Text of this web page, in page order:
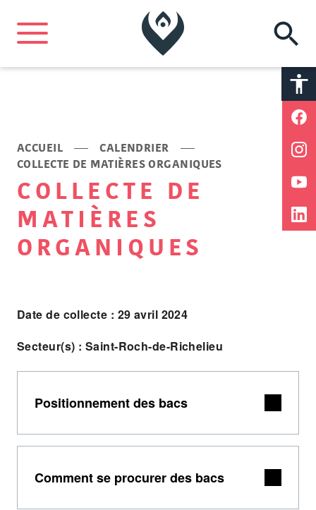
A
ACCUEIL
CALENDRIER
COLLECTE DE MATIÈRES ORGANIQUES
COLLECTE DE
MATIÈRES
ORGANIQUES
Date de collecte : 29 avril 2024
Secteur(s) : Saint-Roch-de-Richelieu
Positionnement des bacs
Comment se procurer des bacs